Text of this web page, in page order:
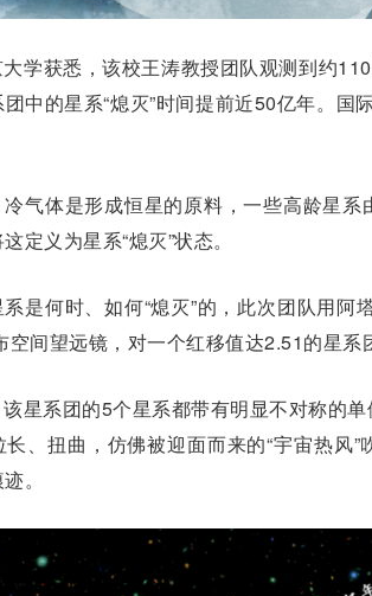
学获悉，该校王涛教授团队观测到约
中的星系“熄灭”时间提前近50亿年。国
气体是形成恒星的原料，一些高龄星
定义为星系“熄灭”状态。
是何时、如何“熄灭”的，此次团队用
空间望远镜，对一个红移值达2.51的星系
星系团的5个星系都带有明显不对称的
、扭曲，仿佛被迎面而来的“宇宙热风
。